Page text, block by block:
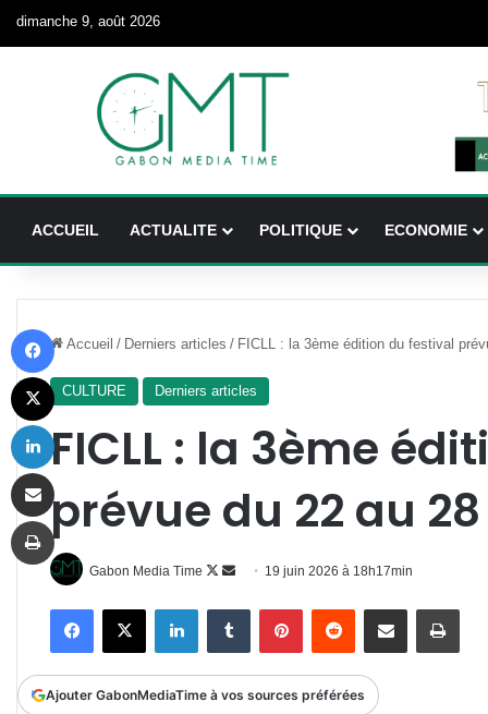
dimanche 9, août 2026
ACCUEIL ACTUALITE POLITIQUE ECONOMIE
Accueil / Derniers articles / FICLL : la 3ème édition du festival
CULTURE Derniers articles
FICLL : la 3ème
prévue du 22 au
Gabon Media Time
Follow
X
Envoyer
courriel
19 juin 2026 à 18h17min
FacebookX LinkedinTumblr PinterestReddit Partager par email
Ajouter GabonMediaTime à vos sources préférées
X
Imprimer